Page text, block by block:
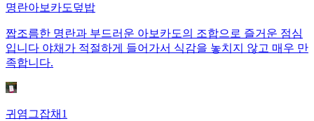
명란아보카도덮밥
짭조름한 명란과 부드러운 아보카도의 조합으로 즐거운 점심
입니다 야채가 적절하게 들어가서 식감을 놓치지 않고 매우 만
족합니다.
귀염그잡채1